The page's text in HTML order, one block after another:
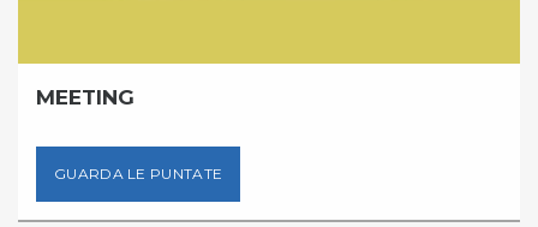
MEETING
GUARDA LE PUNTATE